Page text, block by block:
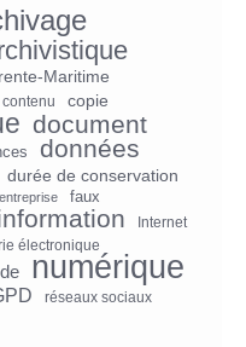
Maritime
contenu
copie
document
données
durée de conservation
entreprise faux
Internet
électronique
numérique
réseaux sociaux